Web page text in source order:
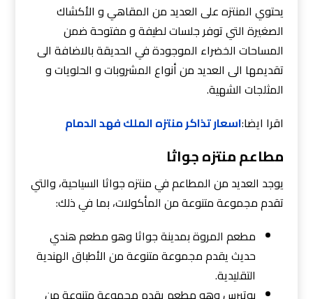
يحتوي المنتزه على العديد من المقاهي و الأكشاك
الصغيرة التي توفر جلسات لطيفة و مفتوحة ضمن
المساحات الخضراء الموجودة في الحديقة بالاضافة الى
تقديمها الى العديد من أنواع المشروبات و الحلويات و
المثلجات الشهية.
اقرا ايضا:اسعار تذاكر منتزه الملك فهد الدمام
مطاعم منتزه جواثا
يوجد العديد من المطاعم في منتزه جواثا السياحية، والتي
تقدم مجموعة متنوعة من المأكولات، بما في ذلك:
مطعم المروة بمدينة جواثا وهو مطعم هندي
حديث يقدم مجموعة متنوعة من الأطباق الهندية
التقليدية.